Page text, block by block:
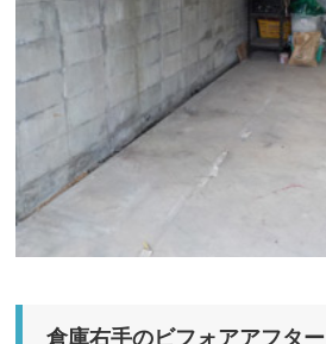
倉庫右手のビフォアアフター